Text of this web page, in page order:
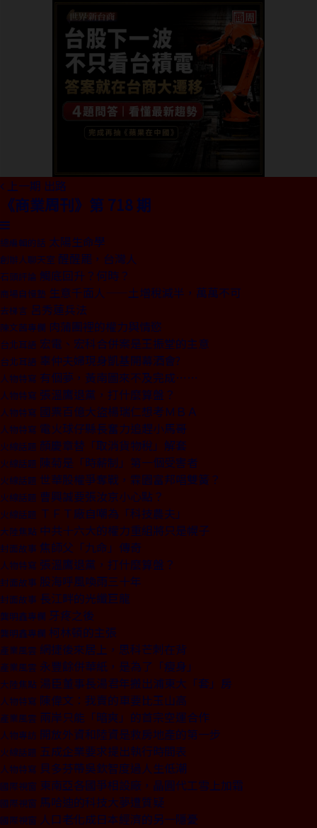
上一期 出路
《商業周刊》第 718 期
總編輯的話 太陽生命學
創辦人聊天室 醒醒罷，台灣人
石頭評論 觸底回升？何時？
商場自慢塾 生意千面人——土增稅減半，萬萬不可
去梯言 呂秀蓮兵法
陳文茜專欄 肉蒲團裡的權力與情慾
台北耳語 宏電、宏科合併案是王振堂的主意
台北耳語 辜仲夫婦現身凱基開幕酒會?
人物特寫 有個夢，黃南圖來不及完成……
人物特寫 張溫鷹退黨，打什麼算盤？
人物特寫 國票百億大盜楊瑞仁想考ＭＢＡ
人物特寫 電火球仔縣長奮力追趕小馬哥
火線話題 顏慶章替「取消貨物稅」解套
火線話題 陳菊是「時薪制」第一個受害者
火線話題 世華股權爭奪戰，霖園富邦唱雙簧？
火線話題 曹興誠要張汝京小心點？
火線話題 ＴＦＴ廠自嘲為「科技農夫」
大陸焦點 中共十六大的權力重組將只是幌子
封面故事 焦師父「九命」傳奇
人物特寫 張溫鷹退黨，打什麼算盤？
封面故事 股海呼風喚雨三十年
封面故事 長江畔的光纖巨龍
龔明鑫專欄 牙疼之後
龔明鑫專欄 柯林頓的主張
產業風雲 網捷後來居上，思科芒刺在背
產業風雲 永豐餘併華紙，是為了「瘦身」
大陸焦點 湯臣董事長湯君年搬出浦東大「套」房
人物特寫 陳偉文：我賣的車要比玉山高
產業風雲 兩岸只能「暗爽」的首宗空運合作
人物專訪 開放外資和陸資是救房地產的第一步
火線話題 五成企業要求提出執行時間表
人物特寫 貝多芬帶吳欽智度過人生低潮
國際視窗 東南亞各國爭相設廠，晶圓代工雪上加霜
國際視窗 馬哈迪的科技大夢遭質疑
國際視窗 人口老化成日本經濟的另一隱憂